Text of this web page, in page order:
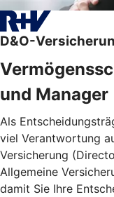
D&O-
und Manager
Als
viel Verantwortung
Versicherung
Allgemeine
damit Sie Ihre